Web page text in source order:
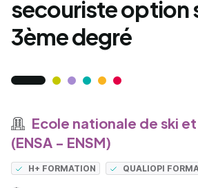
secouriste option
3ème degré
Ecole nationale de ski
(ENSA - ENSM)
H+ FORMATION QUALIOPI